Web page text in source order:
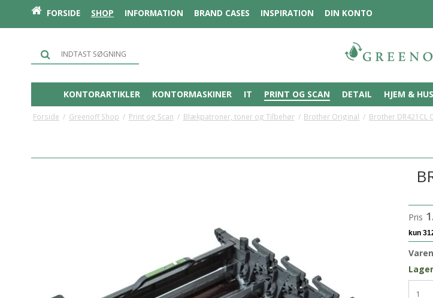
FORSIDE SHOP INFORMATION BRAND CASES INSPIRATION DIN KONTO
KONTORARTIKLER KONTORMASKINER IT PRINT OG SCAN DETAIL HJEM & HUS
Forside / Greenoff Shop / Print og Scan / Blækpatroner, toner og Tilbehør / Brother Original / Brother DR421CL
Pris